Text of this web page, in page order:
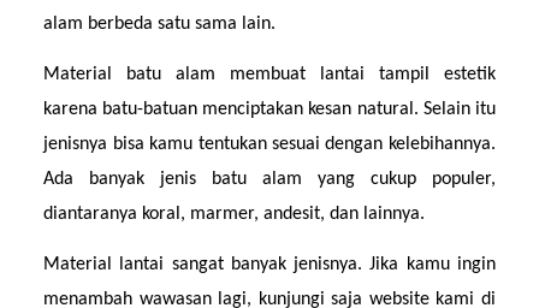
alam berbeda satu sama lain.
Material batu alam membuat lantai tampil estetik
karena batu-batuan menciptakan kesan natural. Selain itu
jenisnya bisa kamu tentukan sesuai dengan kelebihannya.
Ada banyak jenis batu alam yang cukup populer,
diantaranya koral, marmer, andesit, dan lainnya.
Material lantai sangat banyak jenisnya. Jika kamu ingin